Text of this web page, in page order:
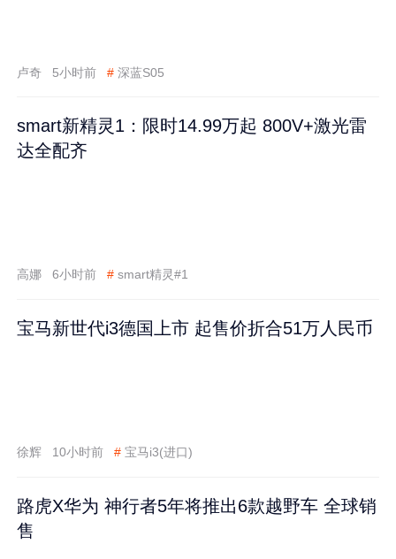
卢奇 5小时前 # 深蓝S05
smart新精灵1：限时14.99万起 800V+激光雷
达全配齐
高娜 6小时前 # smart精灵#1
宝马新世代i3德国上市 起售价折合51万人民币
徐辉 10小时前 # 宝马i3(进口)
路虎X华为 神行者5年将推出6款越野车 全球销
售